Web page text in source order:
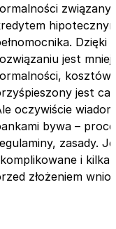
Dzięki
jest mniej
kosztów
jest
oczywiście
bywa –
zasady.
i kilka
złożeniem